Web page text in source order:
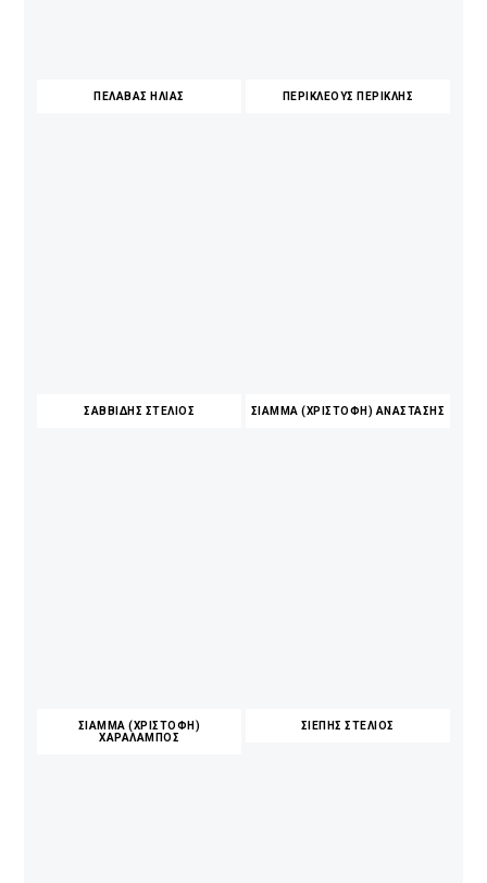
ΠΕΛΑΒΑΣ ΗΛΙΑΣ ΠΕΡΙΚΛΕΟΥΣ ΠΕΡΙΚΛΗΣ
ΣΑΒΒΙΔΗΣ ΣΤΕΛΙΟΣ ΣΙΑΜΜΑ (ΧΡΙΣΤΟΦΗ) ΑΝΑΣΤΑΣΗΣ
ΣΙΑΜΜΑ (ΧΡΙΣΤΟΦΗ)
ΧΑΡΑΛΑΜΠΟΣ
ΣΙΕΠΗΣ ΣΤΕΛΙΟΣ